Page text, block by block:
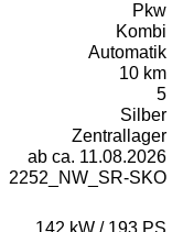
Pkw
Kombi
Automatik
10 km
5
Silber
Zentrallager
ab ca. 11.08.2026
2252_NW_SR-SKO